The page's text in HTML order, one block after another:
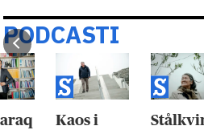
PODCASTI
Kaos i
Stålkvinden